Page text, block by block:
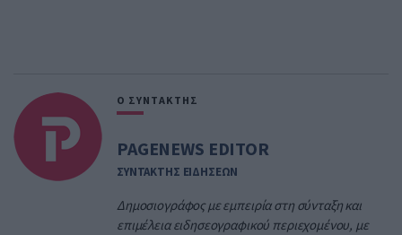
Ο ΣΥΝΤΑΚΤΗΣ
PAGENEWS EDITOR
ΣΥΝΤΑΚΤΗΣ ΕΙΔΗΣΕΩΝ
Δημοσιογράφος με εμπειρία στη σύνταξη και
επιμέλεια ειδησεογραφικού περιεχομένου, με